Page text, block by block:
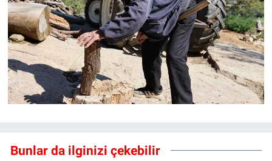
Bunlar da ilginizi çekebilir